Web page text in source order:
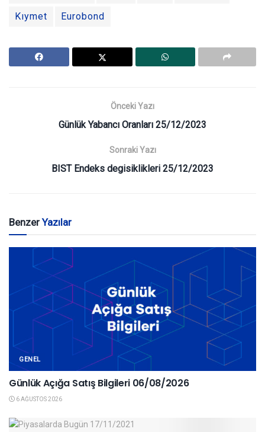
Kıymet Eurobond
Önceki Yazı
Günlük Yabancı Oranları 25/12/2023
Sonraki Yazı
BIST Endeks degisiklikleri 25/12/2023
BenzerYazılar
GENEL
Günlük Açığa Satış Bilgileri 06/08/2026
6 AĞUSTOS 2026